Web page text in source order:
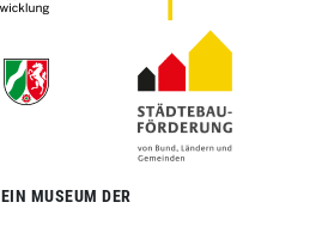
EIN MUSEUM DER